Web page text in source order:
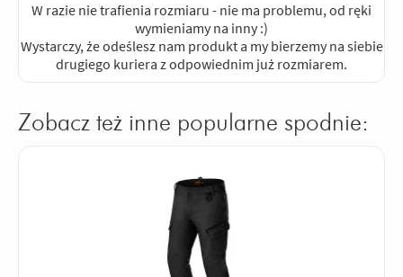
W razie nie trafienia rozmiaru - nie ma problemu, od ręki
wymieniamy na inny :)
Wystarczy, że odeślesz nam produkt a my bierzemy na siebie
drugiego kuriera z odpowiednim już rozmiarem.
Zobacz też inne popularne spodnie: